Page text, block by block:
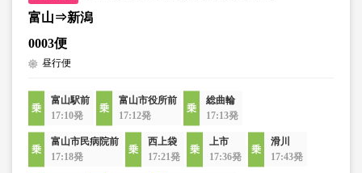
富山⇒新潟
0003便
昼行便
富山駅前
17:10発
富山市役所前
17:12発
総曲輪
17:13発
富山市民病院前
17:18発
西上袋
17:21発
上市
17:36発
滑川
17:43発